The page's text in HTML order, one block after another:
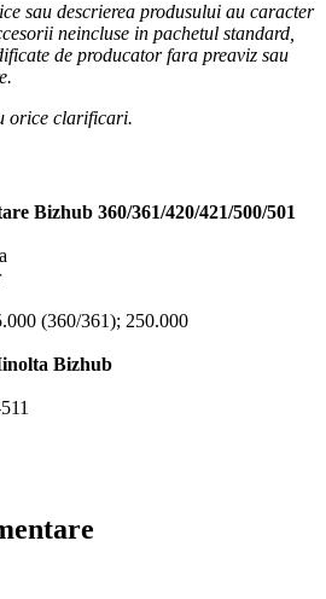
sau descrierea produsului au caracter
neincluse in pachetul standard,
de producator fara preaviz sau
orice clarificari.
Bizhub 360/361/420/421/500/501
(360/361); 250.000
Bizhub